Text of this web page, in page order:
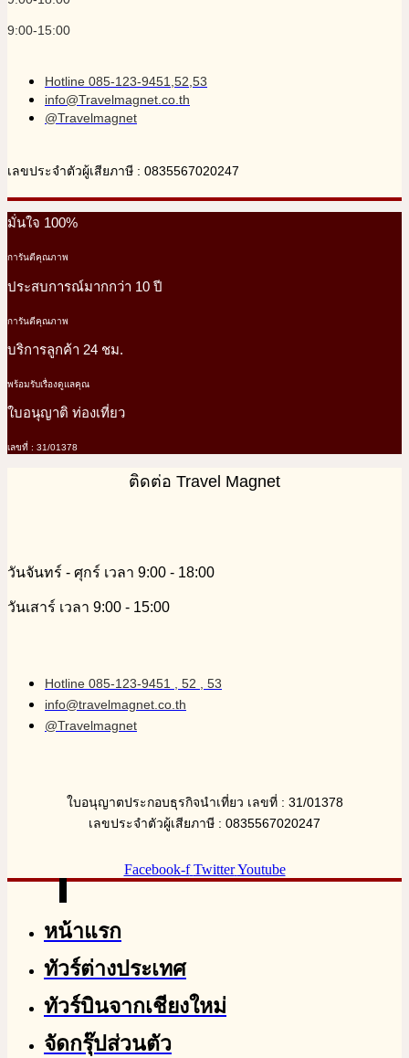
9:00-15:00
Hotline 085-123-9451,52,53
info@Travelmagnet.co.th
@Travelmagnet
เลขประจำตัวผู้เสียภาษี : 0835567020247
มั่นใจ 100%
การันตีคุณภาพ
ประสบการณ์มากกว่า 10 ปี
การันตีคุณภาพ
บริการลูกค้า 24 ชม.
พร้อมรับเรื่องดูแลคุณ
ใบอนุญาติ ท่องเที่ยว
เลขที่ : 31/01378
ติดต่อ Travel Magnet
วันจันทร์ - ศุกร์ เวลา 9:00 - 18:00
วันเสาร์ เวลา 9:00 - 15:00
Hotline 085-123-9451 , 52 , 53
info@travelmagnet.co.th
@Travelmagnet
ใบอนุญาตประกอบธุรกิจนำเที่ยว เลขที่ : 31/01378
เลขประจำตัวผู้เสียภาษี : 0835567020247
Facebook-f Twitter Youtube
หน้าแรก
ทัวร์ต่างประเทศ
ทัวร์บินจากเชียงใหม่
จัดกรุ๊ปส่วนตัว